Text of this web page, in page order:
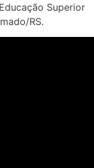
Superior
RS.